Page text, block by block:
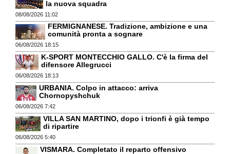
la nuova squadra
08/08/2026 11:02
FERMIGNANESE. Tradizione, ambizione e una
comunità pronta a sognare
06/08/2026 18:15
K-SPORT MONTECCHIO GALLO. C'è la firma del
difensore Allegrucci
06/08/2026 18:13
URBANIA. Colpo in attacco: arriva
Chornopyshchuk
06/08/2026 7:42
VILLA SAN MARTINO, dopo i trionfi è già tempo
di ripartire
06/08/2026 5:40
VISMARA. Completato il reparto offensivo